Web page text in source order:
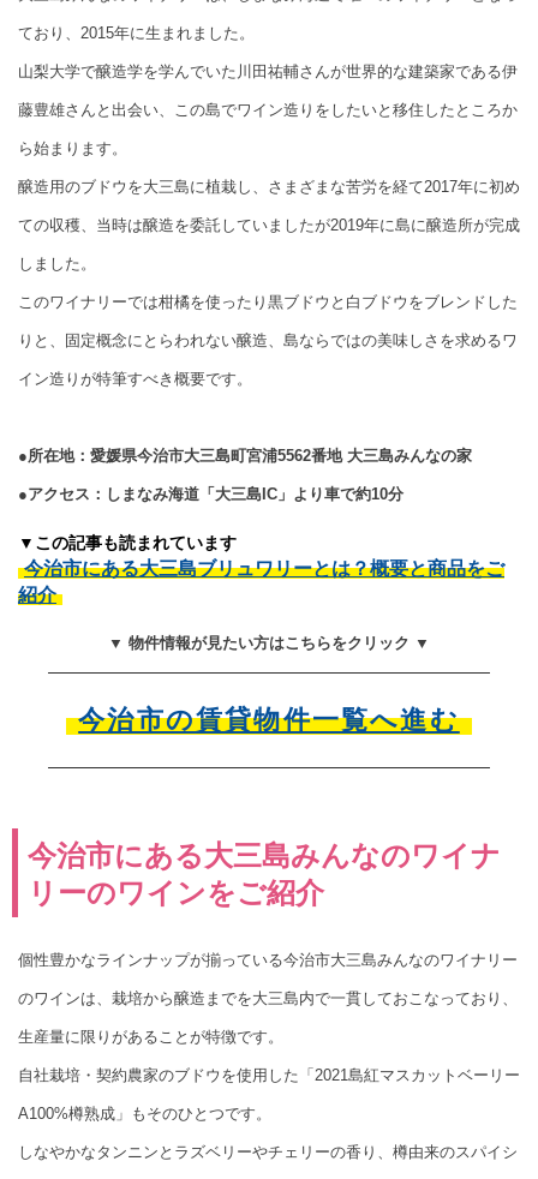
ており、2015年に生まれました。
山梨大学で醸造学を学んでいた川田祐輔さんが世界的な建築家である伊
藤豊雄さんと出会い、この島でワイン造りをしたいと移住したところか
ら始まります。
醸造用のブドウを大三島に植栽し、さまざまな苦労を経て2017年に初め
ての収穫、当時は醸造を委託していましたが2019年に島に醸造所が完成
しました。
このワイナリーでは柑橘を使ったり黒ブドウと白ブドウをブレンドした
りと、固定概念にとらわれない醸造、島ならではの美味しさを求めるワ
イン造りが特筆すべき概要です。
●所在地：愛媛県今治市大三島町宮浦5562番地 大三島みんなの家
●アクセス：しまなみ海道「大三島IC」より車で約10分
▼この記事も読まれています
今治市にある大三島ブリュワリーとは？概要と商品をご
紹介
▼ 物件情報が見たい方はこちらをクリック ▼
今治市の賃貸物件一覧へ進む
今治市にある大三島みんなのワイナ
リーのワインをご紹介
個性豊かなラインナップが揃っている今治市大三島みんなのワイナリー
のワインは、栽培から醸造までを大三島内で一貫しておこなっており、
生産量に限りがあることが特徴です。
自社栽培・契約農家のブドウを使用した「2021島紅マスカットベーリー
A100%樽熟成」もそのひとつです。
しなやかなタンニンとラズベリーやチェリーの香り、樽由来のスパイシ